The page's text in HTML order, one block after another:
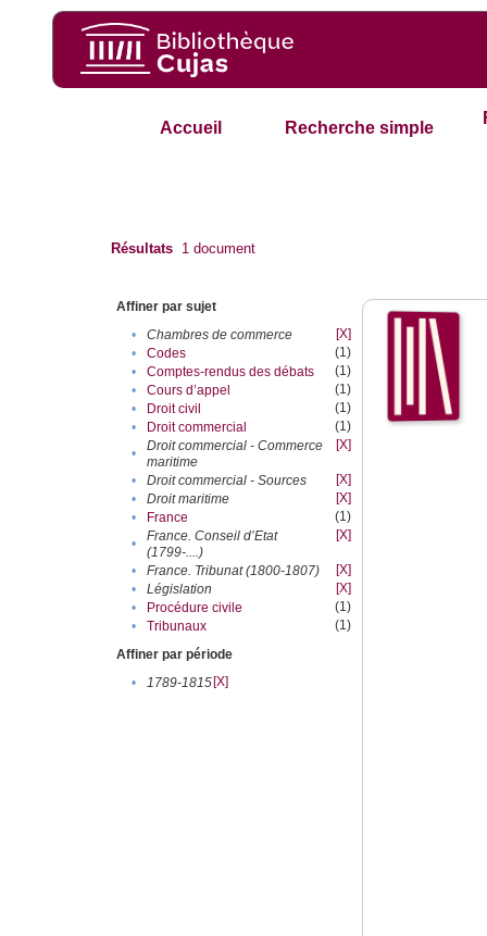
Accueil Recherche simple
Résultats 1 document
Affiner par sujet
•
Chambres de commerce
[X]
•
Codes
(1)
•
Comptes-rendus des débats
(1)
•
Cours d’appel
(1)
•
Droit civil
(1)
•
Droit commercial
(1)
•
Droit commercial - Commerce
maritime
[X]
• Droit commercial - Sources
[X]
•
Droit maritime
[X]
•
France
(1)
•
France. Conseil d’Etat
(1799-....)
[X]
• France. Tribunat (1800-1807)
[X]
•
Législation
[X]
•
Procédure civile
(1)
•
Tribunaux
(1)
Affiner par période
•
1789-1815[X]